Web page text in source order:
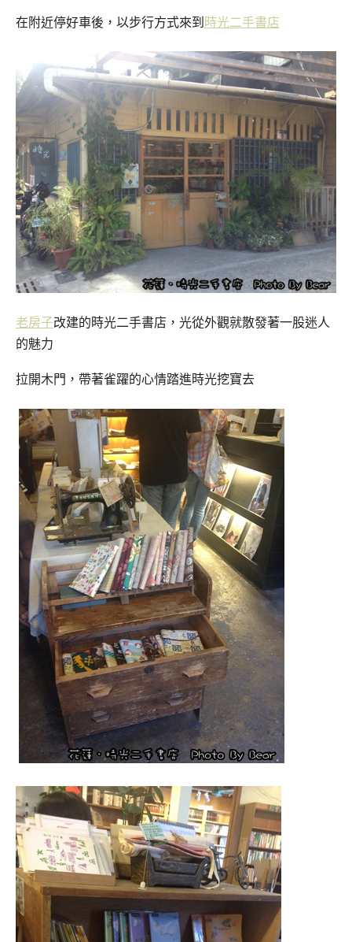
在附近停好車後，以步行方式來到 時光二手書店
老房子改建的時光二手書店，光從外觀就散發著一股迷人
的魅力
拉開木門，帶著雀躍的心情踏進時光挖寶去